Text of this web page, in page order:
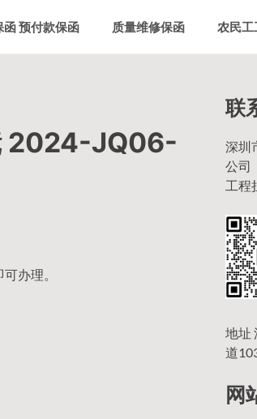
函 预付款保函 质量维修保函 农民工
2024-JQ06-
可办理。
联
深圳
公司
工程
地址
道
网